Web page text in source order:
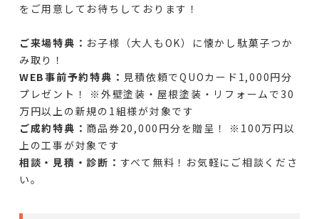
をご用意してお待ちしております！
ご来場特典： お子様（大人もOK）に懐かし駄菓子つか
み取り！
WEB事前予約特典： 見積依頼でQUOカード1,000円分
プレゼント！ ※外壁塗装・屋根塗装・リフォームで30
万円以上の新規の1組様が対象です
ご成約特典： 商品券20,000円分を贈呈！ ※100万円以
上の工事が対象です
相談・見積・診断： すべて無料！お気軽にご相談くださ
い。